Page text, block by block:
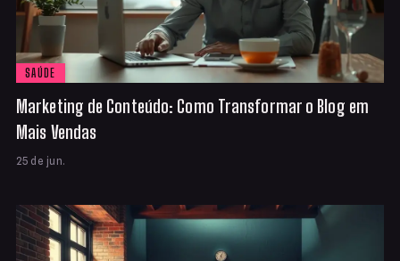
SAÚDE
Marketing de Conteúdo: Como Transformar o Blog em
Mais Vendas
25 de jun.